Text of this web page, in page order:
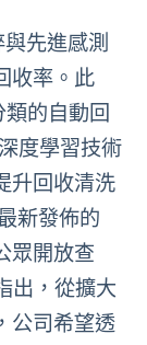
先進感測
收率。此
的自動回
度學習技術
升回收清洗
新發佈的
眾開放查
出，從擴大
公司希望透